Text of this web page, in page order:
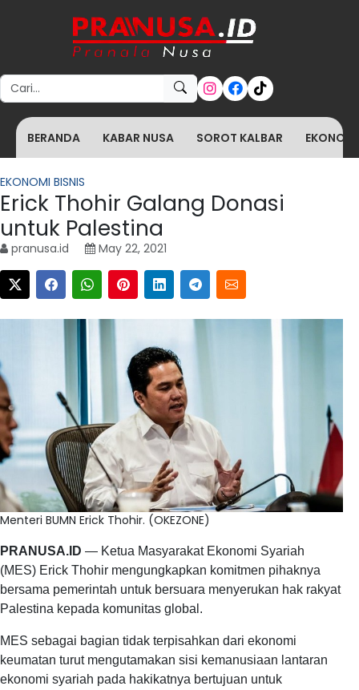
Search for:
BERANDA KABAR NUSA SOROT KALBAR
EKONOMI BISNIS
Erick Thohir Galang Donasi
untuk Palestina
pranusa.id May 22, 2021
Menteri BUMN Erick Thohir. (OKEZONE)
PRANUSA.ID — Ketua Masyarakat Ekonomi Syariah
(MES) Erick Thohir mengungkapkan komitmen pihaknya
bersama pemerintah untuk bersuara menyerukan hak rakyat
Palestina kepada komunitas global.
MES sebagai bagian tidak terpisahkan dari ekonomi
keumatan turut mengutamakan sisi kemanusiaan lantaran
ekonomi syariah pada hakikatnya bertujuan untuk